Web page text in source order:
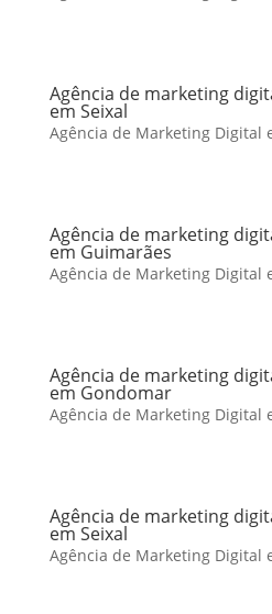
Agência de marketing
em Seixal
Agência de Marketing Digital
Agência de marketing
em Guimarães
Agência de Marketing Digital
Agência de marketing
em Gondomar
Agência de Marketing Digital
Agência de marketing
em Seixal
Agência de Marketing Digital